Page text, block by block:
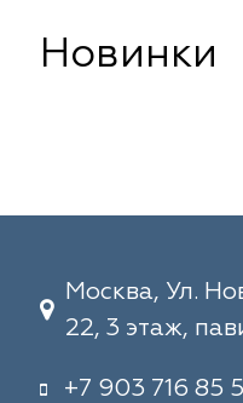
Новинки
Москва, Ул.
22, 3 этаж,
+7 903 716 85